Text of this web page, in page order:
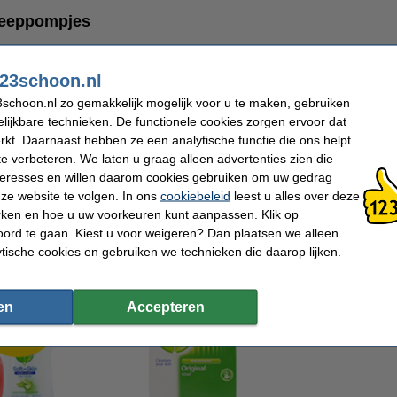
van diverse A-merken. Deze hebben wij hieronder voor u op een rijtje gezet:
bekende merk onder de handzepen. De handzeep van Dettol zorgt voor een
zijn bovendien beschikbaar in diverse geuren.
u niet alleen uw handen, maar uw huid wordt ook verzorgd en verzacht. Dit
huid. • Palmolive: de hand-wasgels van Palmolive ruiken heerlijk en maken
plus, reguliere handzeep en handzeep met leuke figuurtjes die ideaal zijn
verzorgende middelen, waardoor uw huid niet wordt uitgedroogd, zelfs als
wassen van uw handen een schoonheidsmomentje.
zijn gemaakt van plantaardige ingrediënten en dus een
en meer én bovendien is het middel 97% natuurlijk afbreekbaar.
ontwikkeld voor mensen met een gevoelige huid. Vrij van kleurstoffen,
handzeep vermindert u de kans op het ontstaan van huidirritatie.
alleen een navulling nodig? Deze vindt uhier.
ook interessant:
zo gemakkelijk mogelijk voor u te maken, gebruiken
technieken. De functionele cookies zorgen ervoor dat
Daarnaast hebben ze een analytische functie die ons helpt
verbeteren. We laten u graag alleen advertenties zien die
en willen daarom cookies gebruiken om uw gedrag
website te volgen. In ons cookiebeleid leest u alles over deze
en hoe u uw voorkeuren kunt aanpassen. Klik op
te gaan. Kiest u voor weigeren? Dan plaatsen we alleen
cookies en gebruiken we technieken die daarop lijken.
Accepteren